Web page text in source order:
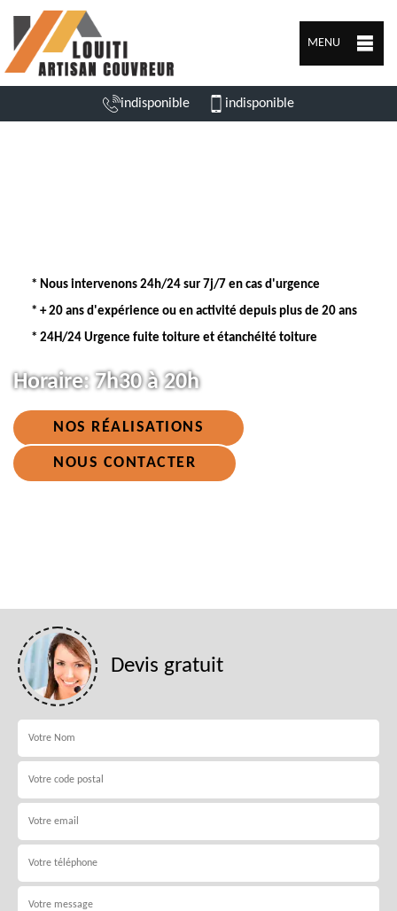
MENU
indisponible indisponible
* Nous intervenons 24h/24 sur 7j/7 en cas d'urgence
* + 20 ans d'expérience ou en activité depuis plus de 20 ans
* 24H/24 Urgence fuite toiture et étanchéité toiture
Horaire:7h30 à 20h
NOS RÉALISATIONS
NOUS CONTACTER
Devis gratuit